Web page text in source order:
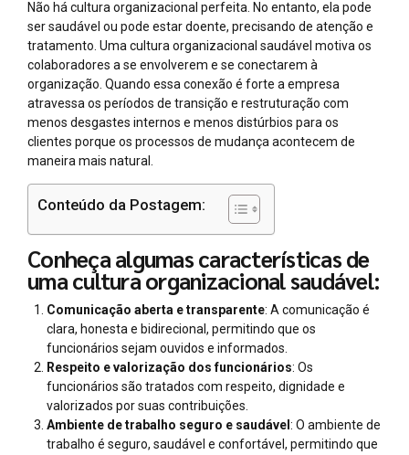
Não há cultura organizacional perfeita. No entanto, ela pode
ser saudável ou pode estar doente, precisando de atenção e
tratamento. Uma cultura organizacional saudável motiva os
colaboradores a se envolverem e se conectarem à
organização. Quando essa conexão é forte a empresa
atravessa os períodos de transição e restruturação com
menos desgastes internos e menos distúrbios para os
clientes porque os processos de mudança acontecem de
maneira mais natural.
Conteúdo da Postagem:
Conheça algumas características de
uma cultura organizacional saudável:
Comunicação aberta e transparente: A comunicação é
clara, honesta e bidirecional, permitindo que os
funcionários sejam ouvidos e informados.
Respeito e valorização dos funcionários: Os
funcionários são tratados com respeito, dignidade e
valorizados por suas contribuições.
Ambiente de trabalho seguro e saudável : O ambiente de
trabalho é seguro, saudável e confortável, permitindo que